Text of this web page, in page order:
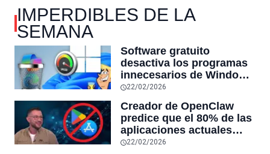
IMPERDIBLES DE LA
SEMANA
Software gratuito
desactiva los programas
innecesarios de Windows
11 y optimiza el PC,
RAM y mucho más
22/02/2026
Creador de OpenClaw
predice que el 80% de las
aplicaciones actuales
desaparecerán en el
22/02/2026